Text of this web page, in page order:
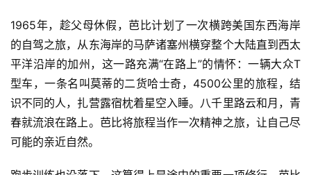
1965年，趁父母休假，芭比计划了一次横跨美国东西海岸
的自驾之旅，从东海岸的马萨诸塞州横穿整个大陆直到西太
平洋沿岸的加州，这一路充满“在路上”的情怀：一辆大众T
型车，一条名叫莫蒂的二货哈士奇，4500公里的旅程，结
识不同的人，扎营露宿枕着星空入睡。八千里路云和月，青
春就流浪在路上。芭比将旅程当作一次精神之旅，让自己尽
可能的亲近自然。